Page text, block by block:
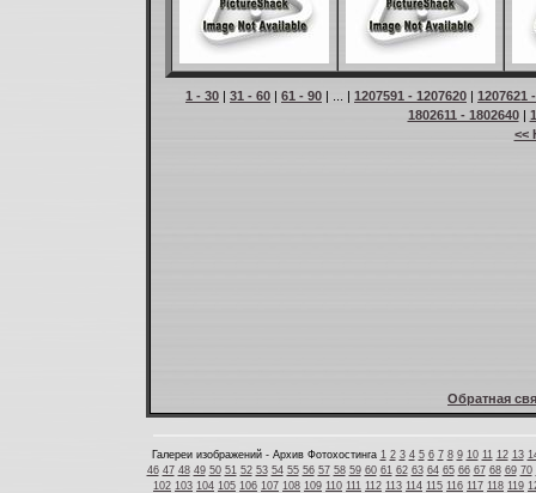
1 - 30 | 31 - 60 | 61 - 90 | ... | 1207591 - 1207620 | 1207621
1802611 - 1802640|
<<
Обратная
Галереи изображений - Архив Фотохостинга 1 2 3 4 5 6 7 8 9 10 11 12 13
46 47 48 49 50 51 52 53 54 55 56 57 58 59 60 61 62 63 64 65 66 67 68 69 70
102 103 104 105 106 107 108 109 110 111 112 113 114 115 116 117 118 119